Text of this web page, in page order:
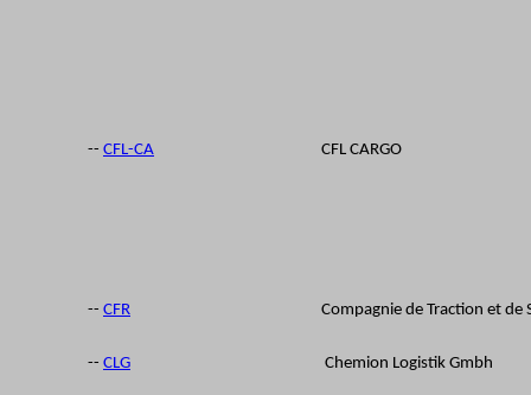
-- CFL-CA CFL CARGO
-- CFR Compagnie de Traction et de
-- CLG Chemion Logistik Gmbh